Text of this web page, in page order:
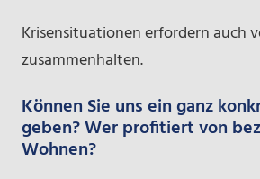
Krisensituationen erfordern auch
zusammenhalten.
Können Sie uns ein ganz
geben? Wer profitiert von
Wohnen?